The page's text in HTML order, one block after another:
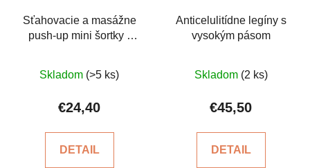
Sťahovacie a masážne
push-up mini šortky -
hodnotenie
produktu
z
Skladom (>5 ks)
€24,40
DETAIL
Anticelulitídne legíny s
vysokým pásom
hodnotenie
produktu
z
Skladom (2 ks)
€45,50
DETAIL